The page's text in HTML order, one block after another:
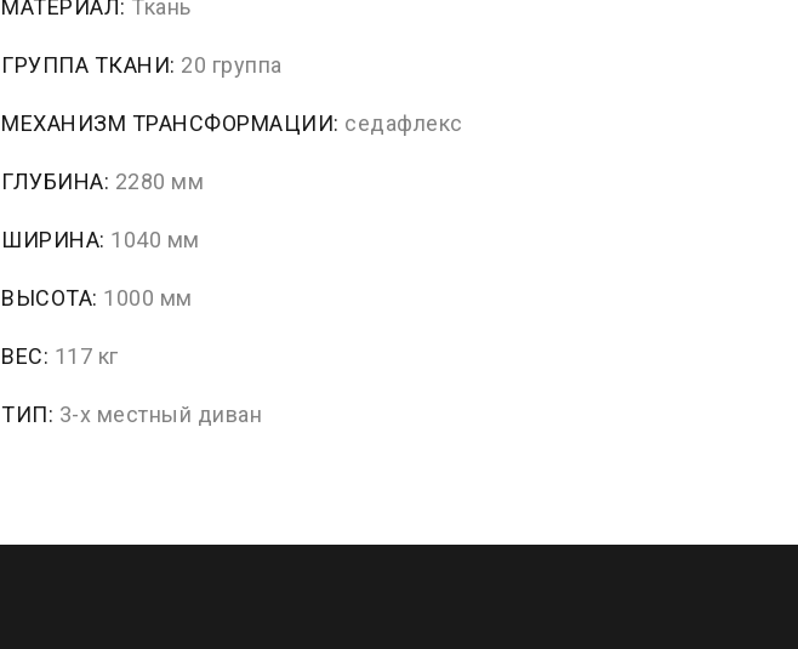
МАТЕРИАЛ: Ткань
ГРУППА ТКАНИ: 20 группа
МЕХАНИЗМ ТРАНСФОРМАЦИИ: седафлекс
ГЛУБИНА: 2280 мм
ШИРИНА: 1040 мм
ВЫСОТА: 1000 мм
ВЕС: 117 кг
ТИП: 3-х местный диван